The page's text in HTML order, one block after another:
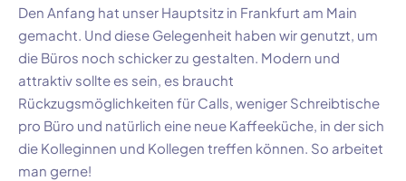
Den Anfang hat unser Hauptsitz in Frankfurt am Main
gemacht. Und diese Gelegenheit haben wir genutzt, um
die Büros noch schicker zu gestalten. Modern und
attraktiv sollte es sein, es braucht
Rückzugsmöglichkeiten für Calls, weniger Schreibtische
pro Büro und natürlich eine neue Kaffeeküche, in der sich
die Kolleginnen und Kollegen treffen können. So arbeitet
man gerne!